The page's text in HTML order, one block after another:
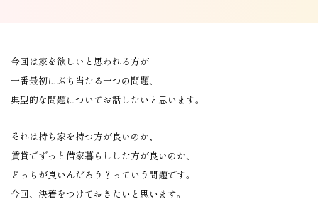
今回は家を欲しいと思われる方が
一番最初にぶち当たる一つの問題、
典型的な問題についてお話したいと思います。
それは持ち家を持つ方が良いのか、
賃貸でずっと借家暮らしした方が良いのか、
どっちが良いんだろう？っていう問題です。
今回、決着をつけておきたいと思います。